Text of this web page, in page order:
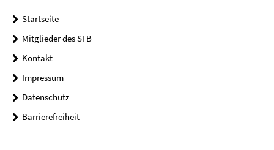
Startseite
Mitglieder des SFB
Kontakt
Impressum
Datenschutz
Barrierefreiheit